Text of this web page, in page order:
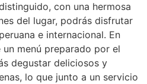
con una hermosa
del lugar, podrás disfrutar
e internacional. En
menú preparado por el
degustar deliciosos y
lo que junto a un servicio